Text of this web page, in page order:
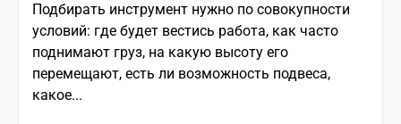
Подбирать инструмент нужно по совокупности
условий: где будет вестись работа, как часто
поднимают груз, на какую высоту его
перемещают, есть ли возможность подвеса,
какое...